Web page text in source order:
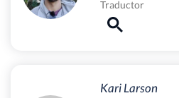
Traductor
Kari Larson